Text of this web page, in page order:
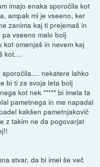
imajo enaka sporočila kot
ampak mi je vseeno, ker
zanima kaj ti prejemaš in
vseeno malo bolj
kot omenjaš in nevem kaj
kot....
nekatere lahko
bi ti za svoja leta bolj
kot nek ***** bi imela ta
pametnega in me napadal
kakšen pametnjakovič
z takim ne da pogovarjat
stvar, da bi imel še več